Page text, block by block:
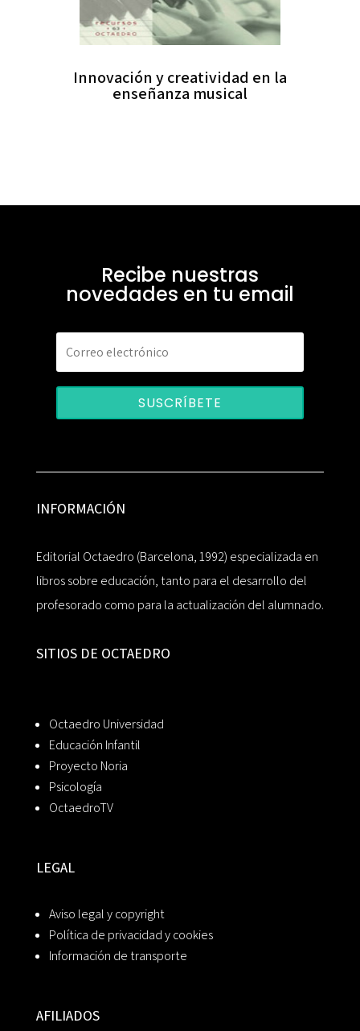
Innovación y creatividad en la
enseñanza musical
Recibe nuestras
novedades en tu email
SUSCRÍBETE
INFORMACIÓN
Editorial Octaedro (Barcelona, 1992) especializada en
libros sobre educación, tanto para el desarrollo del
profesorado como para la actualización del alumnado.
SITIOS DE OCTAEDRO
Octaedro Universidad
Educación Infantil
Proyecto Noria
Psicología
OctaedroTV
LEGAL
Aviso legal y copyright
Política de privacidad y cookies
Información de transporte
AFILIADOS